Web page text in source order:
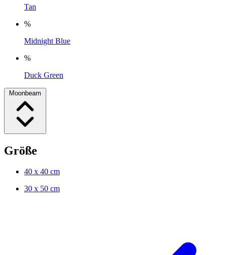
Tan
%
Midnight Blue
%
Duck Green
Moonbeam
Größe
40 x 40 cm
30 x 50 cm